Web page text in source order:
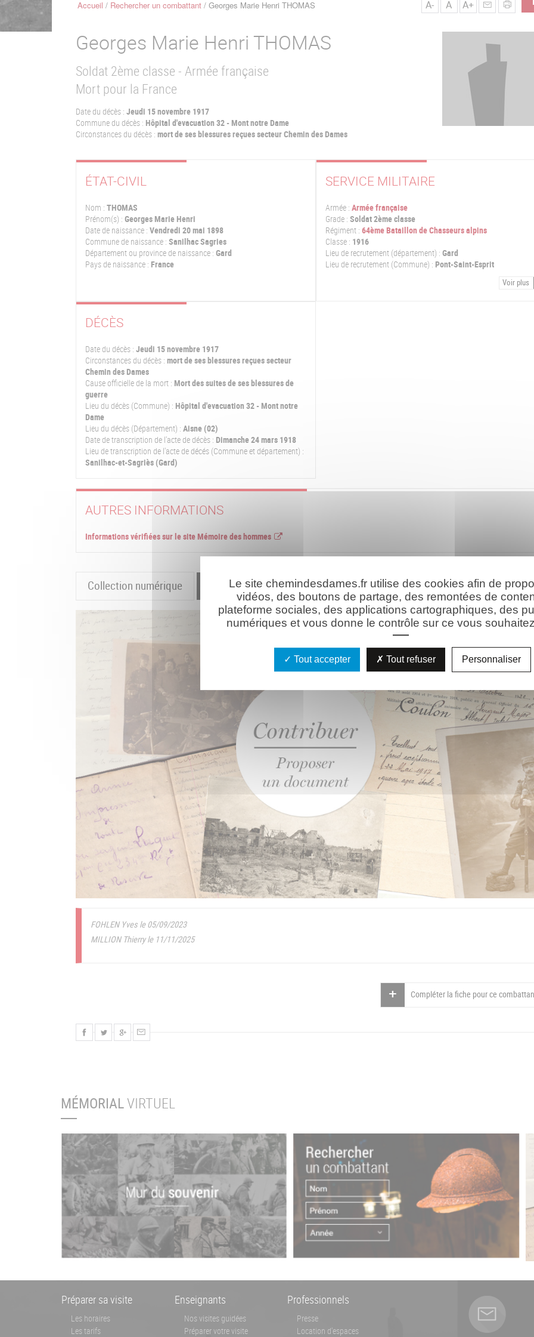
FilAccueil Rechercher un combattant Georges Marie Henri THOMAS A- A A+
Georges Marie Henri THOMAS
Soldat 2ème classe - Armée française
Mort pour la France
Date du décès : Jeudi 15 novembre 1917
Commune du décès : Hôpital d'evacuation 32 - Mont notre Dame
Circonstances du décès : mort de ses blessures reçues secteur Chemin des Dames
ÉTAT-CIVIL
Nom : THOMAS
Prénom(s) : Georges Marie Henri
Date de naissance : Vendredi 20 mai 1898
Commune de naissance : Sanilhac Sagries
Département ou province de naissance : Gard
Pays de naissance : France
SERVICE MILITAIRE
Armée : Armée française
Grade : Soldat 2ème classe
Régiment : 64ème Bataillon de Chasseurs alpins
Classe : 1916
Lieu de recrutement (département) : Gard
Lieu de recrutement (Commune) : Pont-Saint-Esprit
Voir plus
DÉCÈS
Date du décès : Jeudi 15 novembre 1917
Circonstances du décès : mort de ses blessures reçues secteur
Chemin des Dames
Cause officielle de la mort : Mort des suites de ses blessures de
guerre
Lieu du décès (Commune) : Hôpital d'evacuation 32 - Mont notre
Dame
Lieu du décès (Département) : Aisne (02)
Date de transcription de l'acte de décès : Dimanche 24 mars 1918
Lieu de transcription de l'acte de décés (Commune et département) :
Sanilhac-et-Sagriès (Gard)
AUTRES INFORMATIONS
Informations vérifiées sur le site Mémoire des hommes
Collection numérique La cartographie Les ressources
FOHLEN Yves le 05/09/2023
MILLION Thierry le 11/11/2025
Compléter la fiche pour ce
MÉMORIALVIRTUEL
Menu
Pied
Préparer sa visite
Les horaires
Les tarifs
Enseignants
Nos visites guidées
Préparer votre visite
Professionnels
Presse
Location d'espaces
Le site chemindesdames.fr utilise des cookies afin de
vidéos, des boutons de partage, des remontées de
plateforme sociales, des applications cartographiques, des
numériques et vous donne le contrôle sur ce vous
Tout accepter Tout refuser Personnaliser